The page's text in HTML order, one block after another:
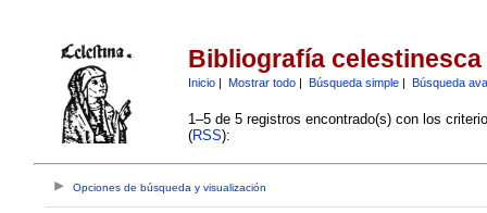
Bibliografía celestinesca
Inicio| Mostrar todo| Búsqueda simple| Búsqueda
1–5 de 5 registros encontrado(s) con los
(RSS):
Opciones de búsqueda y visualización